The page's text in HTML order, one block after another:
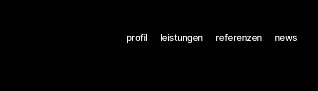
profil leistungen referenzen news